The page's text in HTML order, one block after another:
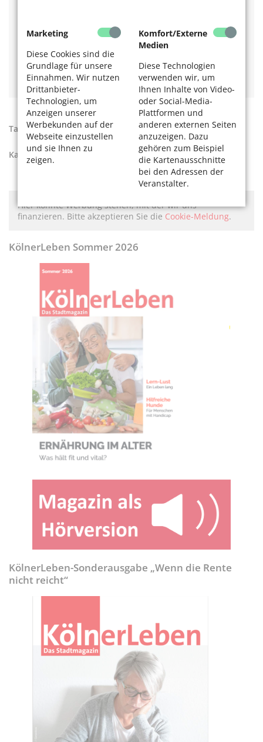
Marketing
Diese Cookies sind die
Grundlage für unsere
Einnahmen. Wir nutzen
Drittanbieter-
Technologien, um
Anzeigen unserer
Werbekunden auf der
Webseite einzustellen
und sie Ihnen zu
zeigen.
Komfort/Externe
Medien
Diese Technologien
verwenden wir, um
Ihnen Inhalte von Video-
oder Social-Media-
Plattformen und
anderen externen Seiten
anzuzeigen. Dazu
gehören zum Beispiel
die Kartenausschnitte
bei den Adressen der
Veranstalter.
oder das Klingeln eines Fahrrades hinter Ihnen erst im
Haben andere Menschen Ihnen gesagt, dass Sie
schlecht hören?
Tags: hörgeschädigt , Vorsorge
Kategorien: Gesund leben
Hier könnte Werbung stehen, mit der wir uns
finanzieren. Bitte akzeptieren Sie die Cookie-Meldung.
KölnerLeben Sommer 2026
KölnerLeben-Sonderausgabe „Wenn die Rente
nicht reicht“